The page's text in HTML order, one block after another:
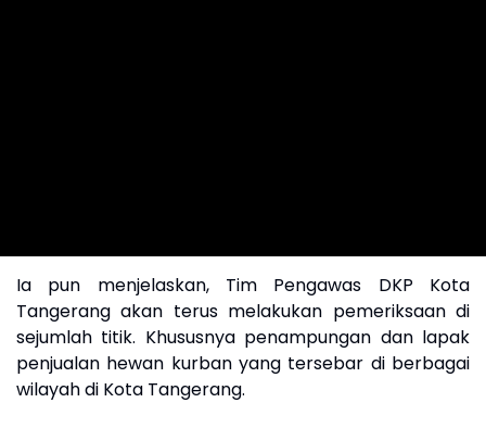
Ia pun menjelaskan, Tim Pengawas DKP Kota
Tangerang akan terus melakukan pemeriksaan di
sejumlah titik. Khususnya penampungan dan lapak
penjualan hewan kurban yang tersebar di berbagai
wilayah di Kota Tangerang.